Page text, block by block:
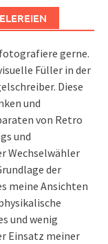
gerne.
Füller in der
Diese
und
von Retro
und
Wechselwähler
der
meine Ansichten
und wenig
Einsatz meiner